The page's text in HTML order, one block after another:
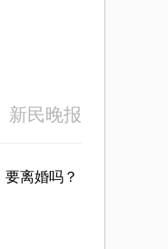
新民晚报
离婚吗？